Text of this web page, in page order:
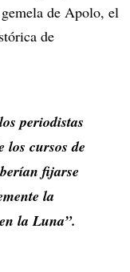
de Apolo, el
de
periodistas
los cursos de
fijarse
la
la Luna”.